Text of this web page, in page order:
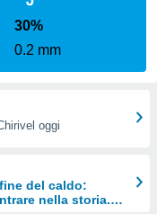
30%
0.2 mm
oggi
del caldo:
nella storia.